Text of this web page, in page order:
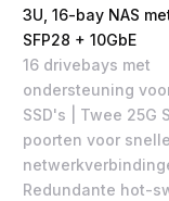
3U, 16-bay NAS
SFP28 + 10GbE
16 drivebays met
ondersteuning
SSD's | Twee 25G
poorten voor snelle
Redundante hot-